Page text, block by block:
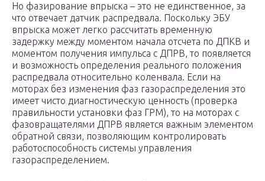
Но фазирование впрыска – это не единственное, за
что отвечает датчик распредвала. Поскольку ЭБУ
впрыска может легко рассчитать временную
задержку между моментом начала отсчета по ДПКВ и
моментом получения импульса с ДПРВ, то появляется
и возможность определения реального положения
распредвала относительно коленвала. Если на
моторах без изменения фаз газораспределения это
имеет чисто диагностическую ценность (проверка
правильности установки фаз ГРМ), то на моторах с
фазовращателями ДПРВ является важным элементом
обратной связи, позволяющим контролировать
работоспособность системы управления
газораспределением.